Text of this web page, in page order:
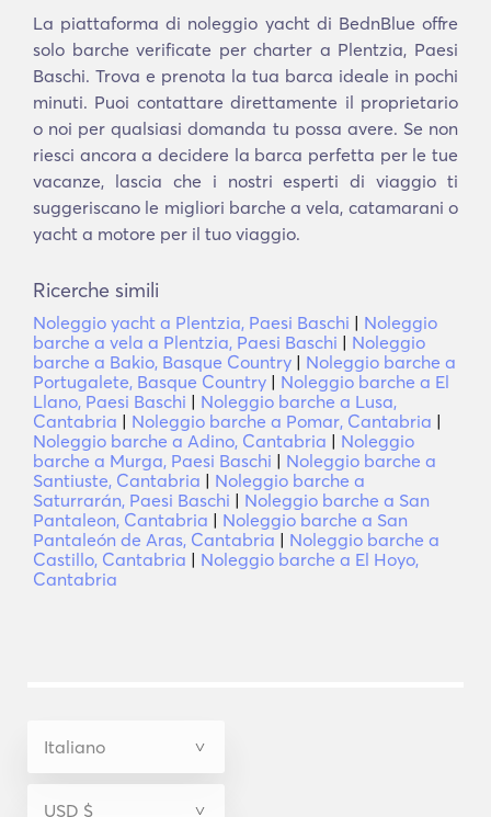
La piattaforma di noleggio yacht di BednBlue offre
solo barche verificate per charter a Plentzia, Paesi
Baschi. Trova e prenota la tua barca ideale in pochi
minuti. Puoi contattare direttamente il proprietario
o noi per qualsiasi domanda tu possa avere. Se non
riesci ancora a decidere la barca perfetta per le tue
vacanze, lascia che i nostri esperti di viaggio ti
suggeriscano le migliori barche a vela, catamarani o
yacht a motore per il tuo viaggio.
Ricerche simili
Noleggio yacht a Plentzia, Paesi Baschi | Noleggio
barche a vela a Plentzia, Paesi Baschi | Noleggio
barche a Bakio, Basque Country | Noleggio barche a
Portugalete, Basque Country | Noleggio barche a El
Llano, Paesi Baschi | Noleggio barche a Lusa,
Cantabria | Noleggio barche a Pomar, Cantabria |
Noleggio barche a Adino, Cantabria | Noleggio
barche a Murga, Paesi Baschi | Noleggio barche a
Santiuste, Cantabria | Noleggio barche a
Saturrarán, Paesi Baschi | Noleggio barche a San
Pantaleon, Cantabria | Noleggio barche a San
Pantaleón de Aras, Cantabria | Noleggio barche a
Castillo, Cantabria | Noleggio barche a El Hoyo,
Cantabria